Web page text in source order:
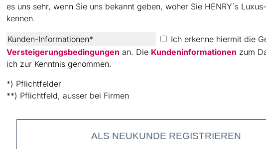
es uns sehr, wenn Sie uns bekannt geben, woher Sie HENRY´s
kennen.
Kunden-Informationen*
Ich erkenne hiermit die
Versteigerungsbedingungen an. Die Kundeninformationen zum
ich zur Kenntnis genommen.
*) Pflichtfelder
**) Pflichtfeld, ausser bei Firmen
ALS NEUKUNDE REGISTRIEREN